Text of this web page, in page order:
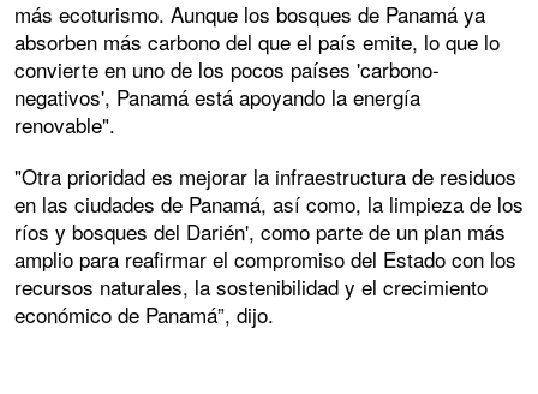
más ecoturismo. Aunque los bosques de Panamá ya
absorben más carbono del que el país emite, lo que lo
convierte en uno de los pocos países 'carbono-
negativos', Panamá está apoyando la energía
renovable".
"Otra prioridad es mejorar la infraestructura de residuos
en las ciudades de Panamá, así como, la limpieza de los
ríos y bosques del Darién', como parte de un plan más
amplio para reafirmar el compromiso del Estado con los
recursos naturales, la sostenibilidad y el crecimiento
económico de Panamá”, dijo.